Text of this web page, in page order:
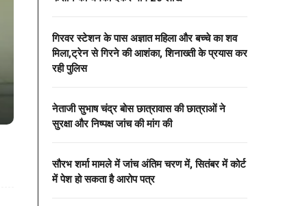
गिरवर स्टेशन के पास अज्ञात महिला और बच्चे का शव
मिला,ट्रेन से गिरने की आशंका, शिनाख्ती के प्रयास कर
रही पुलिस
नेताजी सुभाष चंद्र बोस छात्रावास की छात्राओं ने
सुरक्षा और निष्पक्ष जांच की मांग की
सौरभ शर्मा मामले में जांच अंतिम चरण में, सितंबर में कोर्ट
में पेश हो सकता है आरोप पत्र